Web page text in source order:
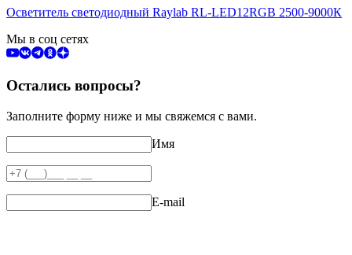
Осветитель светодиодный Raylab RL-LED12RGB 2500-9000К
Мы в соц сетях
Остались вопросы?
Заполните форму ниже и мы свяжемся с вами.
Имя
E-mail